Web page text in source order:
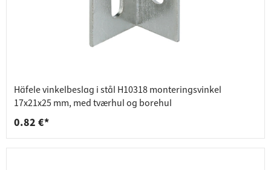
Häfele vinkelbeslag i stål H10318 monteringsvinkel
17x21x25 mm, med tværhul og borehul
0.82 €*